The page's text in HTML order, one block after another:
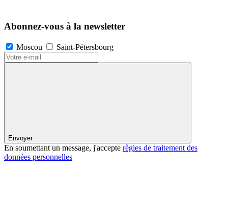
Abonnez-vous à la newsletter
Moscou Saint-Pétersbourg
Envoyer
En soumettant un message, j'accepte règles de traitement des
données personnelles